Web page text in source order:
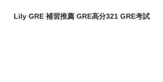
Lily GRE 補習推薦 GRE高分321 GRE考試